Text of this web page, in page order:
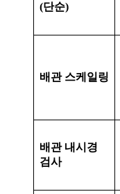
(단순)
배관 스케일링
배관 내시경
검사